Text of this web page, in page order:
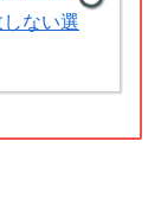
ない選